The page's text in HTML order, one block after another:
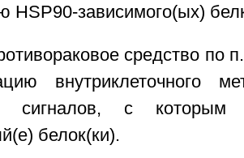
HSP90-зависимого(ых)
средство по
внутриклеточного
сигналов, с которым
белок(ки).